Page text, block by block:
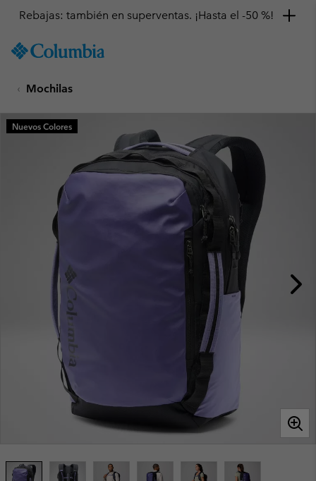
TO
SKIP
MAIN
NAV
SEARCH
Rebajas: también en superventas. ¡Hasta el -50 %!
Mochilas
Nuevos Colores